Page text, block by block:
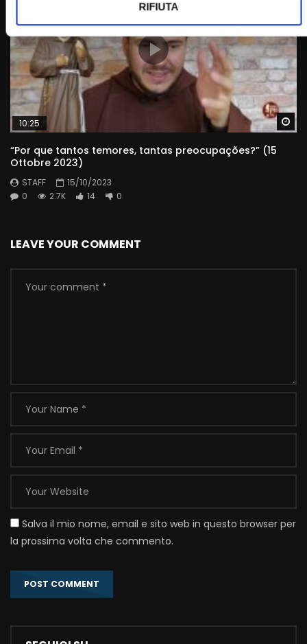
RIFIUTA
10:25
“Por que tantos temores, tantas preocupações?” (15
Ottobre 2023)
STAFF
15/10/2023
0
2.7K 14 0
LEAVE YOUR COMMENT
Salva il mio nome, email e sito web in questo browser per
la prossima volta che commento.